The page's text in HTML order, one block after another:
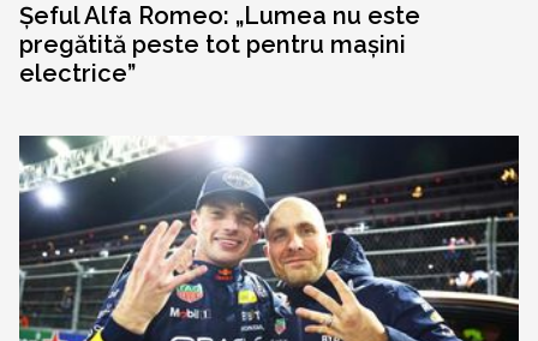
Șeful Alfa Romeo: „Lumea nu este
pregătită peste tot pentru mașini
electrice”